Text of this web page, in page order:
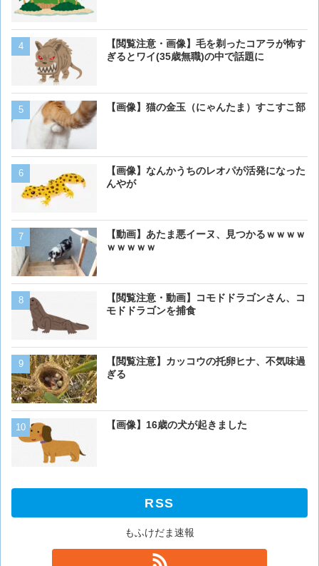
【閲覧注意・画像】毛を剃ったコアラが怖す
ぎるとワイ(35歳無職)の中で話題に
【画像】猫の金玉（にゃんたま）すこすこ部
【画像】なんかうちのレオパが活発になった
んやが
【動画】あたま悪イーヌ、見つかるｗｗｗｗ
ｗｗｗｗｗ
【閲覧注意・動画】コモドドラゴンさん、コ
モドドラゴンを捕食
【閲覧注意】カッコウの托卵ヒナ、不気味過
ぎる
【画像】16歳の犬が起きました
ベーリング海のカニ漁「月
死亡率は0.02％です」←意
【画像】イッヌ、リモコン
【動画】男性、ロバにちょ
【画像】うわぁー、馬みた
【閲覧注意・動画】コモ
モドドラゴンを捕食
【画像】16歳の犬が起きま
【画像】猫が抱きついてく
RSS
もふけだま速報